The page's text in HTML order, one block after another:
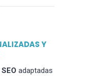
Y
adaptadas